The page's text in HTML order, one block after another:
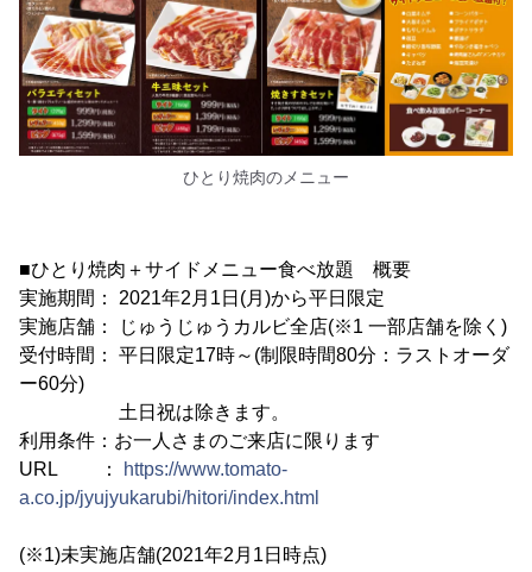
ひとり焼肉のメニュー
■ひとり焼肉＋サイドメニュー食べ放題 概要
実施期間： 2021年2月1日(月)から平日限定
実施店舗： じゅうじゅうカルビ全店(※1 一部店舗を除く)
受付時間： 平日限定17時～(制限時間80分：ラストオーダ
ー60分)
土日祝は除きます。
利用条件：お一人さまのご来店に限ります
URL ：
https://www.tomato-
a.co.jp/jyujyukarubi/hitori/index.html
(※1)未実施店舗(2021年2月1日時点)